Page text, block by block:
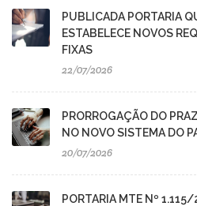
PUBLICADA PORTARIA
ESTABELECE NOVOS
FIXAS
22/07/2026
PRORROGAÇÃO DO
NO NOVO SISTEMA DO
20/07/2026
PORTARIA MTE Nº